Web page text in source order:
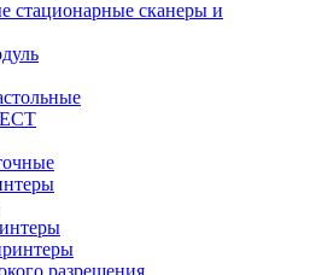
сканеры и